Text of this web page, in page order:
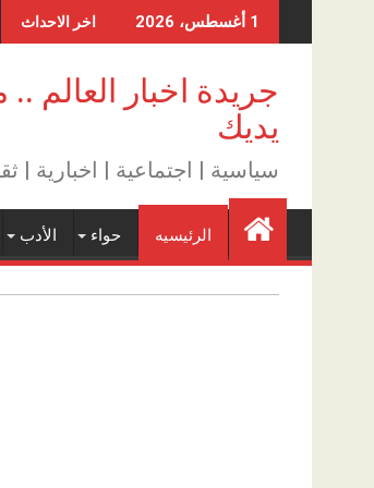
to
1 أغسطس، 2026 اخر الاحداث
جريدة اخبار العالم
يديك
سياسية | اجتماعية | اخبارية |
الرئيسيه حواء الأدب